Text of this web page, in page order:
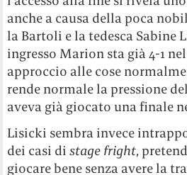
anche a causa della poca
la Bartoli e la tedesca Sabine
ingresso Marion sta già 4-1
approccio alle cose
rende normale la pressione
aveva già giocato una finale
Lisicki sembra invece
dei casi distage fright,
giocare bene senza avere la